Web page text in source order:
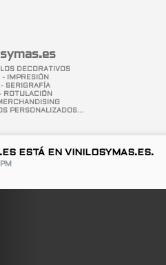
DECORATIVOS
- IMPRESIÓN
- SERIGRAFÍA
- ROTULACIÓN
PERSONALIZADOS...
ESTÁ EN VINILOSYMAS.ES.